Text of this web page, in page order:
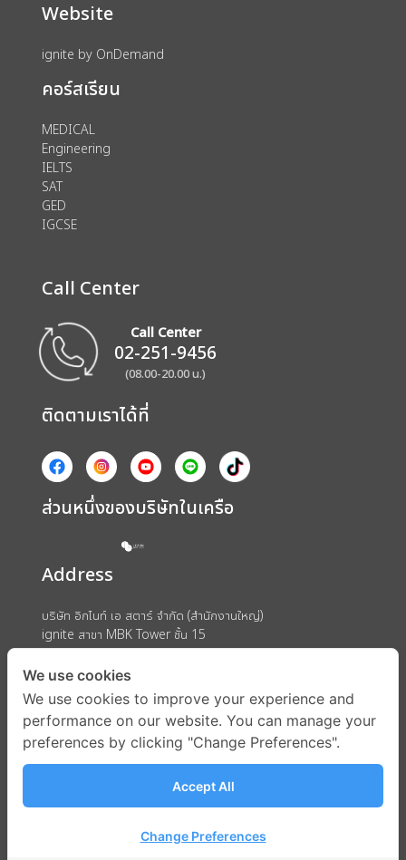
Website
ignite by OnDemand
คอร์สเรียน
MEDICAL
Engineering
IELTS
SAT
GED
IGCSE
Call Center
Call Center
02-251-9456
(08.00-20.00 น.)
ติดตามเราได้ที่
ส่วนหนึ่งของบริษัทในเครือ
Address
บริษัท อิกไนท์ เอ สตาร์ จำกัด (สำนักงานใหญ่)
ignite สาขา MBK Tower ชั้น 15
ถนนพญาไท แขวงวังใหม่ เขตปทุมวัน กรุงเทพมหานคร 10330
We use cookies
We use cookies to improve your experience and
performance on our website. You can manage your
preferences by clicking "Change Preferences".
Accept All
Change Preferences